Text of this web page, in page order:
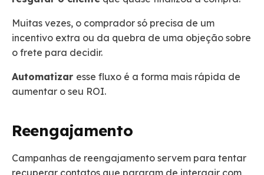
Muitas vezes, o comprador só precisa de um
incentivo extra ou da quebra de uma objeção sobre
o frete para decidir.
Automatizar esse fluxo é a forma mais rápida de
aumentar o seu ROI.
Reengajamento
Campanhas de reengajamento servem para tentar